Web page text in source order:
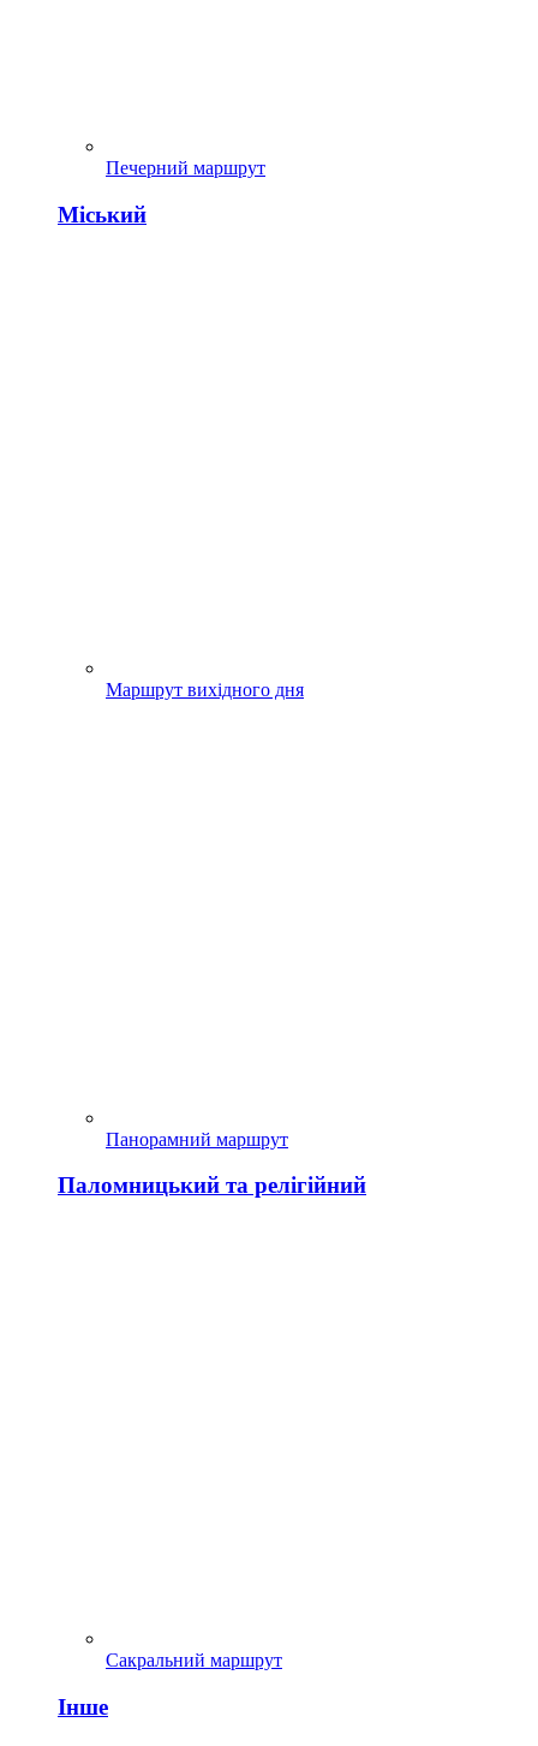
Печерний маршрут
Міський
Маршрут вихідного дня
Панорамний маршрут
Паломницький та релігійний
Сакральний маршрут
Інше